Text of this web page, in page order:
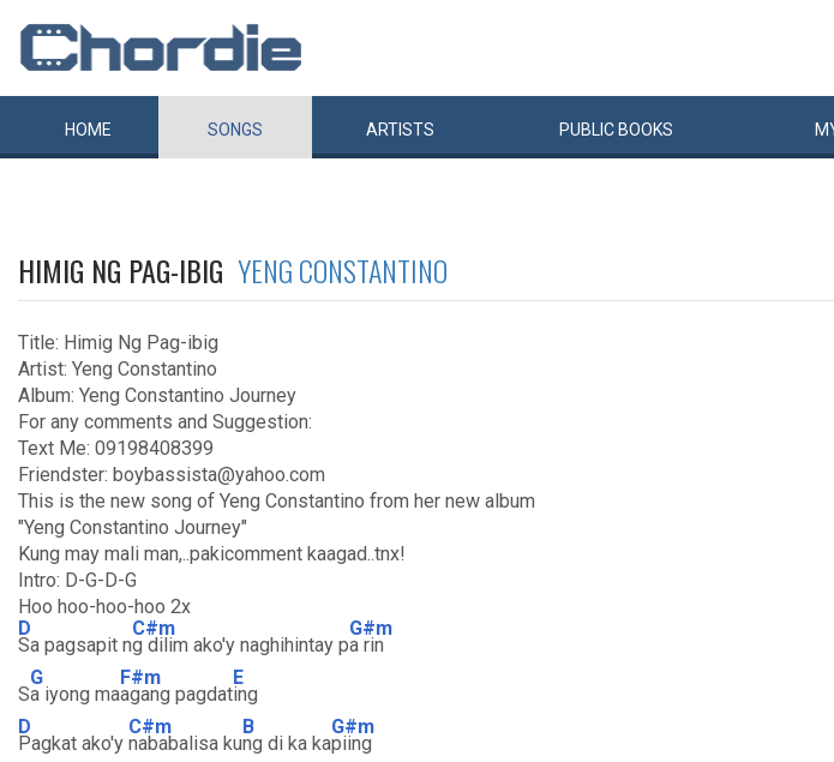
HOME SONGS ARTISTS PUBLIC BOOKS
HIMIG NG PAG-IBIG YENG CONSTANTINO
Title: Himig Ng Pag-ibig
Artist: Yeng Constantino
Album: Yeng Constantino Journey
For any comments and Suggestion:
Text Me: 09198408399
Friendster: boybassista@yahoo.com
This is the new song of Yeng Constantino from her new album
"Yeng Constantino Journey"
Kung may mali man,..pakicomment kaagad..tnx!
Intro: D-G-D-G
Hoo hoo-hoo-hoo 2x
D
Sa pagsapit n
C#m
g dilim ako'y naghihintay p
G#m
a rin
S
G
a iyong ma
F#m
agang pagdat
E
ing
D
Pagkat ako'y
C#m
nababalisa ku
B
ng di ka ka
G#m
piing